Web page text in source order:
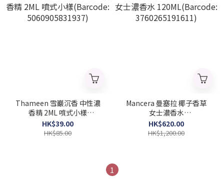
Thameen 雪巖沉香 中性濃
香精 2ML 噴式小樣
(Barcode: 5060905831937)
HK$39.00
HK$85.00
Mancera 曼塞拉 椰子香草
女士濃香水
120ML(Barcode:
3760265191611)
HK$620.00
HK$1,200.00
1